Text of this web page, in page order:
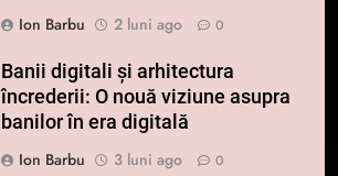
Ion Barbu
2 luni ago 0
Banii digitali și arhitectura
încrederii: O nouă viziune asupra
banilor în era digitală
Ion Barbu
3 luni ago 0